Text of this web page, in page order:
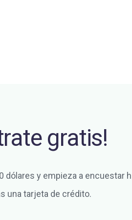
gratis!
dólares y empieza a encuestar
una tarjeta de crédito.